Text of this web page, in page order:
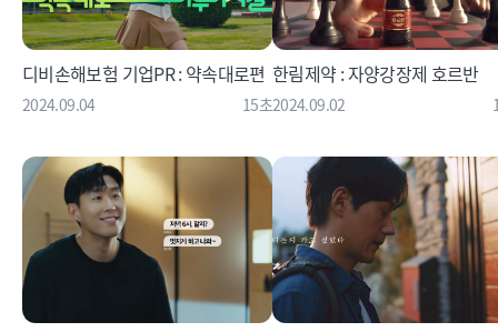
디비손해보험 기업PR : 약속대로편
2024.09.04 15초
한림제약 : 자양강장제 호르반
2024.09.02